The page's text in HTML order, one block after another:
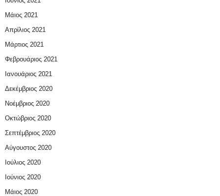
Μάιος 2021
Απρίλιος 2021
Μάρτιος 2021
Φεβρουάριος 2021
Ιανουάριος 2021
Δεκέμβριος 2020
Νοέμβριος 2020
Οκτώβριος 2020
Σεπτέμβριος 2020
Αύγουστος 2020
Ιούλιος 2020
Ιούνιος 2020
Μάιος 2020